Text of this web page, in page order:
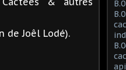
de Joêl Lodé).